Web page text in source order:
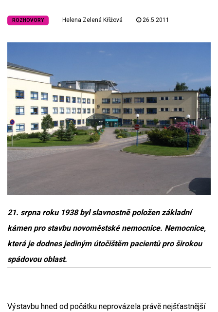
ROZHOVORY Helena Zelená Křížová 26.5.2011
21. srpna roku 1938 byl slavnostně položen základní
kámen pro stavbu novoměstské nemocnice. Nemocnice,
která je dodnes jediným útočištěm pacientů pro širokou
spádovou oblast.
Výstavbu hned od počátku neprovázela právě nejšťastnější